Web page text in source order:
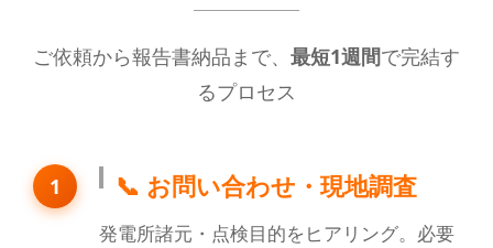
ご依頼から報告書納品まで、 最短1週間で完結す
るプロセス
1 📞 お問い合わせ・現地調査
発電所諸元・点検目的をヒアリング。必要